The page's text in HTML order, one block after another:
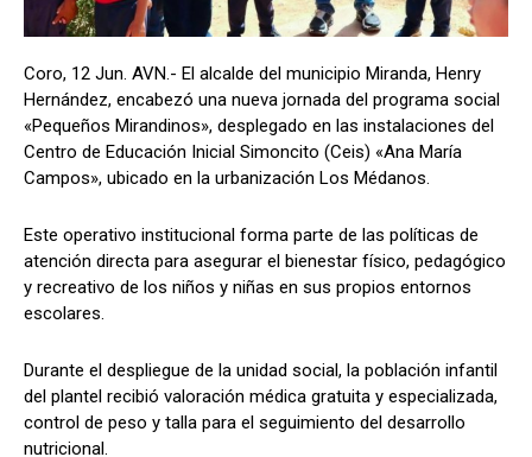
Coro, 12 Jun. AVN.- El alcalde del municipio Miranda, Henry
Hernández, encabezó una nueva jornada del programa social
«Pequeños Mirandinos», desplegado en las instalaciones del
Centro de Educación Inicial Simoncito (Ceis) «Ana María
Campos», ubicado en la urbanización Los Médanos.
Este operativo institucional forma parte de las políticas de
atención directa para asegurar el bienestar físico, pedagógico
y recreativo de los niños y niñas en sus propios entornos
escolares.
Durante el despliegue de la unidad social, la población infantil
del plantel recibió valoración médica gratuita y especializada,
control de peso y talla para el seguimiento del desarrollo
nutricional.